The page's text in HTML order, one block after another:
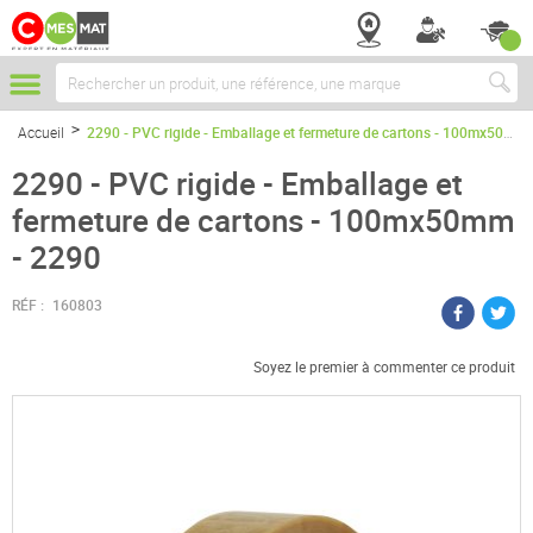
Chercher
Accueil 2290 - PVC rigide - Emballage et fermeture de cartons - 100mx50mm - 2290
2290 - PVC rigide - Emballage et
fermeture de cartons - 100mx50mm
- 2290
RÉF : 160803
Soyez le premier à commenter ce produit
Passer